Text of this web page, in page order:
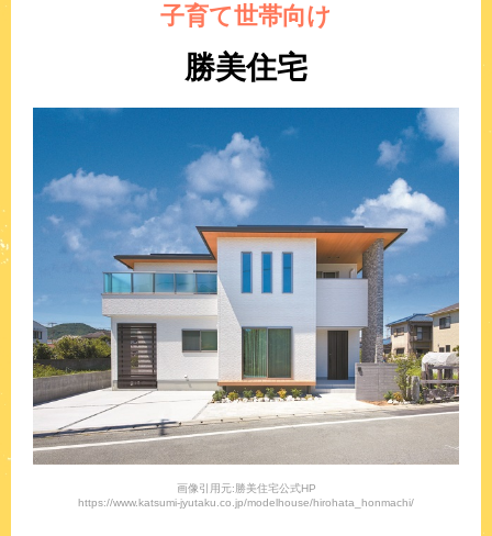
子育て世帯向け
勝美住宅
画像引用元:勝美住宅公式HP
https://www.katsumi-jyutaku.co.jp/modelhouse/hirohata_honmachi/